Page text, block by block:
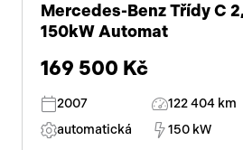
Mercedes-Benz Třídy C
150kW Automat
169 500 Kč
2007 122 404 km
automatická
150 kW